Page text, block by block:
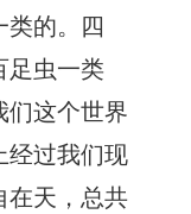
的。四
足虫一类
们这个世界
经过我们现
在天，总共